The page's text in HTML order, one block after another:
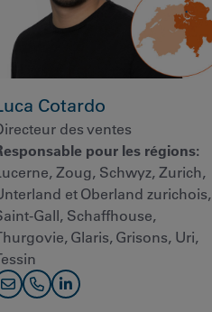
Cotardo
des ventes
pour les régions:
Zoug, Schwyz, Zurich,
et Oberland zurichois,
Gall, Schaffhouse,
Glaris, Grisons, Uri,